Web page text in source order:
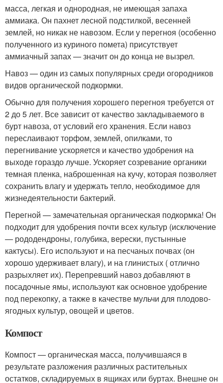
масса, легкая и однородная, не имеющая запаха
аммиака. Он пахнет лесной подстилкой, весенней
землей, но никак не навозом. Если у перегноя (особенно
полученного из куриного помета) присутствует
аммиачный запах — значит он до конца не вызрел.
Навоз — один из самых популярных среди огородников
видов органической подкормки.
Обычно для получения хорошего перегноя требуется от
2 до 5 лет. Все зависит от качество закладываемого в
бурт навоза, от условий его хранения. Если навоз
переслаивают торфом, землей, опилками, то
перегнивание ускоряется и качество удобрения на
выходе гораздо лучше. Ускоряет созревание органики
темная пленка, наброшенная на кучу, которая позволяет
сохранить влагу и удержать тепло, необходимое для
жизнедеятельности бактерий.
Перегной — замечательная органическая подкормка! Он
подходит для удобрения почти всех культур (исключение
— рододендроны, голубика, верески, пустынные
кактусы). Его используют и на песчаных почвах (он
хорошо удерживает влагу), и на глинистых ( отлично
разрыхляет их). Перепревший навоз добавляют в
посадочные ямы, используют как основное удобрение
под перекопку, а также в качестве мульчи для плодово-
ягодных культур, овощей и цветов.
Компост
Компост — органическая масса, получившаяся в
результате разложения различных растительных
остатков, складируемых в ящиках или буртах. Внешне он